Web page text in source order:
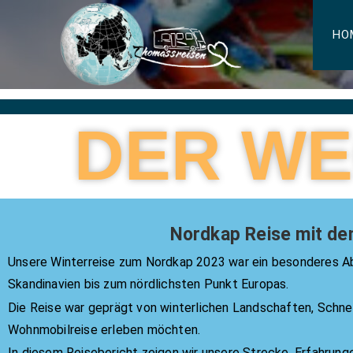
DER
Nordkap Reise mit
Unsere Winterreise zum Nordkap 2023 war ein besonderes
Skandinavien bis zum nördlichsten Punkt Europas.
Die Reise war geprägt von winterlichen Landschaften,
Wohnmobilreise erleben möchten.